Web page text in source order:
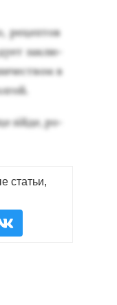
ре­цеп­тов
зак­лю­
в
зій­де, ро­
статьи,